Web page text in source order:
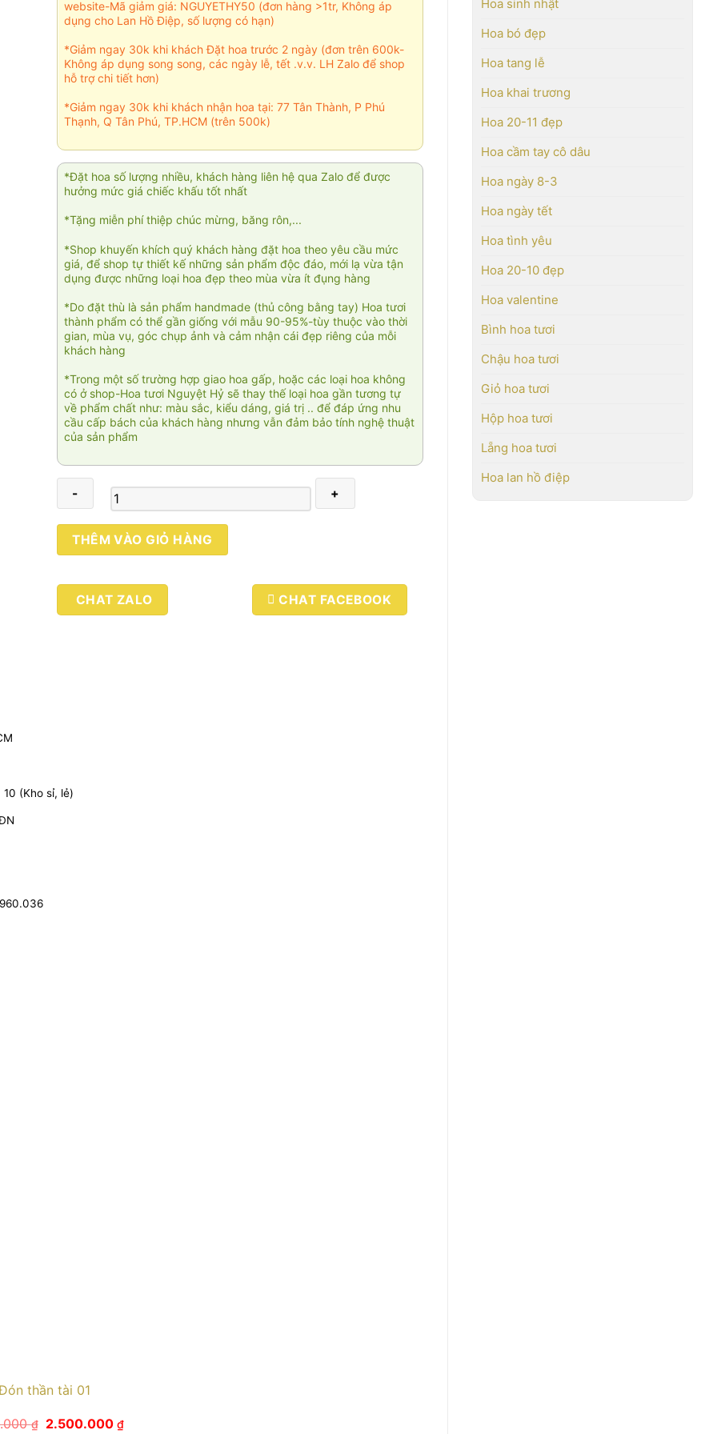
Hoa sinh nhật
Hoa bó đẹp
Hoa tang lễ
Hoa khai trương
Hoa 20-11 đẹp
Hoa cầm tay cô dâu
Hoa ngày 8-3
Hoa ngày tết
Hoa tình yêu
Hoa 20-10 đẹp
Hoa valentine
Bình hoa tươi
Chậu hoa tươi
Giỏ hoa tươi
Hộp hoa tươi
Lẵng hoa tươi
Hoa lan hồ điệp
website-Mã giảm giá: NGUYETHY50 (đơn hàng >1tr, Không áp
dụng cho Lan Hồ Điệp, số lượng có hạn)
*Giảm ngay 30k khi khách Đặt hoa trước 2 ngày (đơn trên 600k-
Không áp dụng song song, các ngày lễ, tết .v.v. LH Zalo để shop
hỗ trợ chi tiết hơn)
*Giảm ngay 30k khi khách nhận hoa tại: 77 Tân Thành, P Phú
Thạnh, Q Tân Phú, TP.HCM (trên 500k)
*Đặt hoa số lượng nhiều, khách hàng liên hệ qua Zalo để được
hưởng mức giá chiếc khấu tốt nhất
*Tặng miễn phí thiệp chúc mừng, băng rôn,...
*Shop khuyến khích quý khách hàng đặt hoa theo yêu cầu mức
giá, để shop tự thiết kế những sản phẩm độc đáo, mới lạ vừa tận
dụng được những loại hoa đẹp theo mùa vừa ít đụng hàng
*Do đặt thù là sản phẩm handmade (thủ công bằng tay) Hoa tươi
thành phẩm có thể gần giống với mẫu 90-95%-tùy thuộc vào thời
gian, mùa vụ, góc chụp ảnh và cảm nhận cái đẹp riêng của mỗi
khách hàng
*Trong một số trường hợp giao hoa gấp, hoặc các loại hoa không
có ở shop-Hoa tươi Nguyệt Hỷ sẽ thay thế loại hoa gần tương tự
về phẩm chất như: màu sắc, kiểu dáng, giá trị .. để đáp ứng nhu
cầu cấp bách của khách hàng nhưng vẫn đảm bảo tính nghệ thuật
của sản phẩm
Như
ý
số
lượng
THÊM VÀO GIỎ HÀNG
CHAT ZALO CHAT FACEBOOK
(Kho sỉ, lẻ)
thần tài 01
₫
Giá
2.500.000₫Giá